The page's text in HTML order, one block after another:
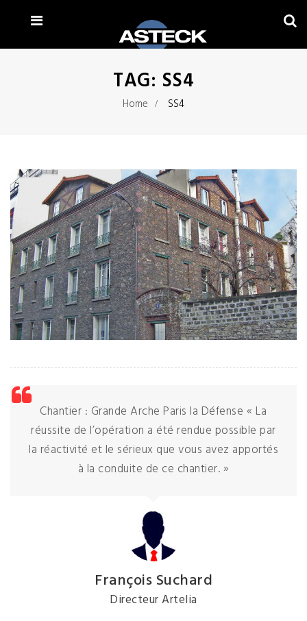
TAG: SS4
Home SS4
Chantier : Grande Arche Paris la Défense « La
réussite de l’opération a été rendue possible par
la réactivité et le sérieux que vous avez apportés
à la conduite de ce chantier. »
François Suchard
Directeur Artelia